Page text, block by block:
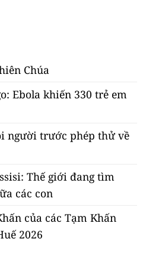
Chúa
Ebola khiến 330 trẻ em
người trước phép thử về
Thế giới đang tìm
các con
của các Tạm Khấn
2026